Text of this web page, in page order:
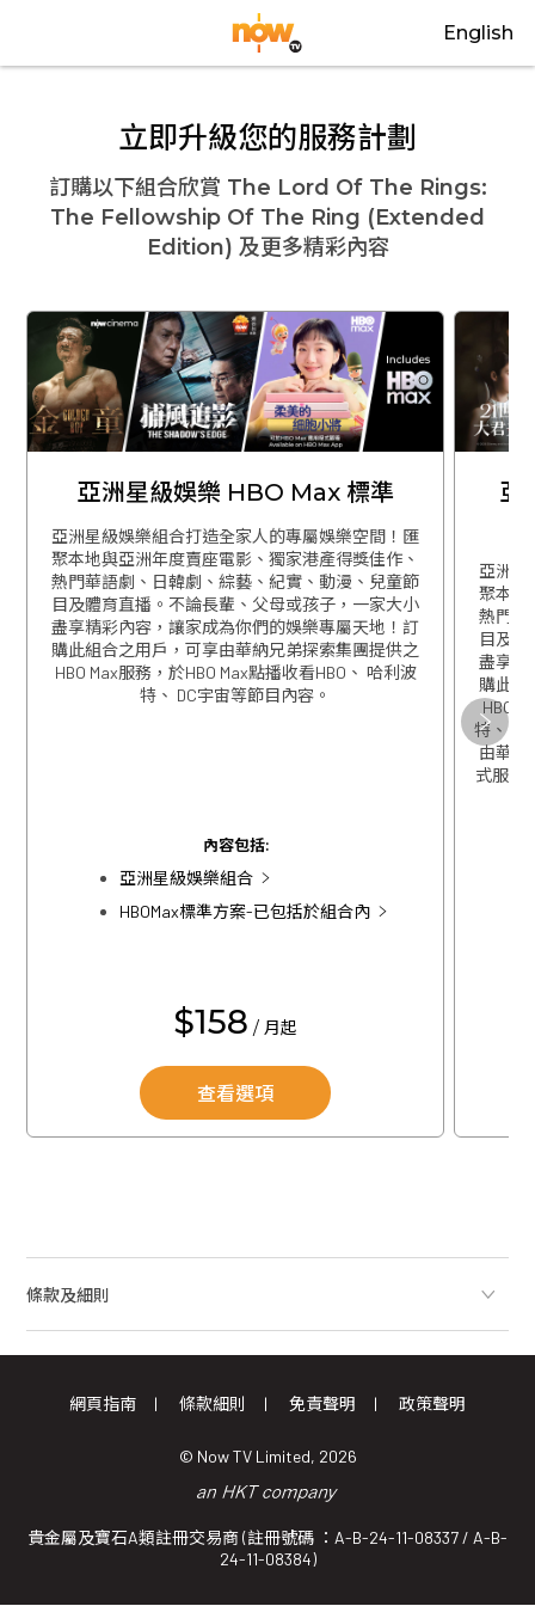
English
立即升級您的服務計劃
訂購以下組合欣賞 The Lord Of The Rings:
The Fellowship Of The Ring (Extended
Edition) 及更多精彩內容
亞洲星級娛樂 HBO Max 標準
亞洲星級娛樂組合打造全家人的專屬娛樂空間！匯
聚本地與亞洲年度賣座電影、獨家港產得獎佳作、
熱門華語劇、日韓劇、綜藝、紀實、動漫、兒童節
目及體育直播。不論長輩、父母或孩子，一家大小
盡享精彩內容，讓家成為你們的娛樂專屬天地！訂
購此組合之用戶，可享由華納兄弟探索集團提供之
HBO Max服務，於HBO Max點播收看HBO、 哈利波
特、 DC宇宙等節目內容。
內容包括:
亞洲星級娛樂組合
HBOMax標準方案-已包括於組合內
$158 / 月起
查看選項
亞
亞洲星
聚本地
熱門華
目及
盡享精
購此組
HBO
特、
由華特
式服務
條款及細則
網頁指南 條款細則 免責聲明 政策聲明
© Now TV Limited, 2026
貴金屬及寶石A類註冊交易商 (註冊號碼 ：A-B-24-11-08337 / A-B-
24-11-08384)
關閉